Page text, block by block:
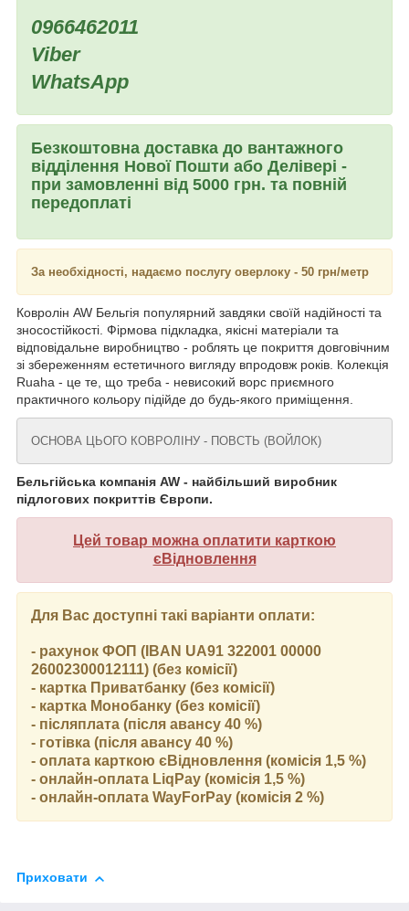
0966462011
Viber
WhatsApp
Безкоштовна доставка до вантажного
відділення Нової Пошти або Делівері -
при замовленні від 5000 грн. та повній
передоплаті
За необхідності, надаємо послугу оверлоку - 50 грн/метр
Ковролін AW Бельгія популярний завдяки своїй надійності та
зносостійкості. Фірмова підкладка, якісні матеріали та
відповідальне виробництво - роблять це покриття довговічним
зі збереженням естетичного вигляду впродовж років. Колекція
Ruaha - це те, що треба - невисокий ворс приємного
практичного кольору підійде до будь-якого приміщення.
ОСНОВА ЦЬОГО КОВРОЛІНУ - ПОВСТЬ (ВОЙЛОК)
Бельгійська компанія AW - найбільший виробник
підлогових покриттів Європи.
Цей товар можна оплатити карткою
єВідновлення
Для Вас доступні такі варіанти оплати:
- рахунок ФОП (IBAN UA91 322001 00000
26002300012111) (без комісії)
- картка Приватбанку (без комісії)
- картка Монобанку (без комісії)
- післяплата (після авансу 40 %)
- готівка (після авансу 40 %)
- оплата карткою єВідновлення (комісія 1,5 %)
- онлайн-оплата LiqPay (комісія 1,5 %)
- онлайн-оплата WayForPay (комісія 2 %)
Приховати